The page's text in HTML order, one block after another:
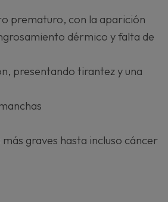
prematuro, con la aparición
dérmico y falta de
presentando tirantez y una
más graves hasta incluso cáncer